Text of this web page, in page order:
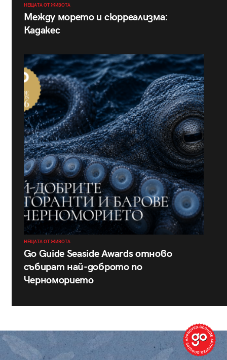
НЕЩАТА ОТ ЖИВОТА
Между морето и сюрреализма:
Кадакес
НЕЩАТА ОТ ЖИВОТА
Go Guide Seaside Awards отново
събират най-доброто по
Черноморието